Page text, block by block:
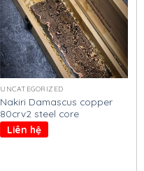
UNCATEGORIZED
Nakiri Damascus copper
80crv2 steel core
Liên hệ